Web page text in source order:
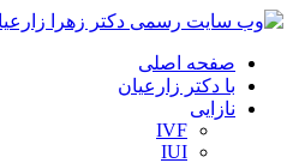
صفحه اصلی
با دکتر زارعیان
نازایی
IVF
IUI